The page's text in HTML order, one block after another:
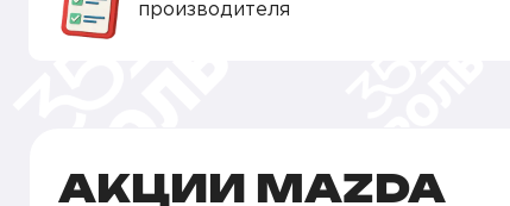
производителя
АКЦИИ MAZDA